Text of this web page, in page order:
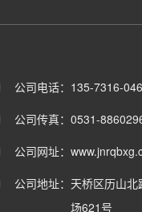
公司电话： 135-7316-
公司传真： 0531-
公司网址：
公司地址： 天桥区历山
场621号